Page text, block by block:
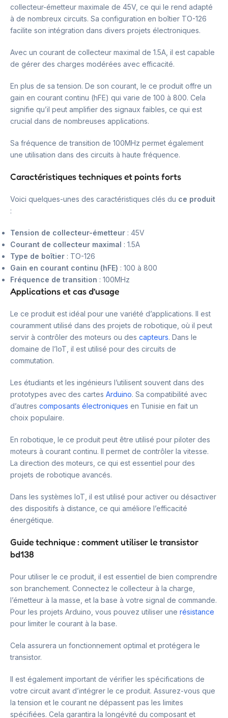
collecteur-émetteur maximale de 45V, ce qui le rend adapté
à de nombreux circuits. Sa configuration en boîtier TO-126
facilite son intégration dans divers projets électroniques.
Avec un courant de collecteur maximal de 1.5A, il est capable
de gérer des charges modérées avec efficacité.
En plus de sa tension. De son courant, le ce produit offre un
gain en courant continu (hFE) qui varie de 100 à 800. Cela
signifie qu’il peut amplifier des signaux faibles, ce qui est
crucial dans de nombreuses applications.
Sa fréquence de transition de 100MHz permet également
une utilisation dans des circuits à haute fréquence.
Caractéristiques techniques et points forts
Voici quelques-unes des caractéristiques clés du ce produit
:
Tension de collecteur-émetteur : 45V
Courant de collecteur maximal : 1.5A
Type de boîtier : TO-126
Gain en courant continu (hFE) : 100 à 800
Fréquence de transition : 100MHz
Applications et cas d’usage
Le ce produit est idéal pour une variété d’applications. Il est
couramment utilisé dans des projets de robotique, où il peut
servir à contrôler des moteurs ou des capteurs. Dans le
domaine de l’IoT, il est utilisé pour des circuits de
commutation.
Les étudiants et les ingénieurs l’utilisent souvent dans des
prototypes avec des cartes Arduino. Sa compatibilité avec
d’autres composants électroniques en Tunisie en fait un
choix populaire.
En robotique, le ce produit peut être utilisé pour piloter des
moteurs à courant continu. Il permet de contrôler la vitesse.
La direction des moteurs, ce qui est essentiel pour des
projets de robotique avancés.
Dans les systèmes IoT, il est utilisé pour activer ou désactiver
des dispositifs à distance, ce qui améliore l’efficacité
énergétique.
Guide technique : comment utiliser le transistor
bd138
Pour utiliser le ce produit, il est essentiel de bien comprendre
son branchement. Connectez le collecteur à la charge,
l’émetteur à la masse, et la base à votre signal de commande.
Pour les projets Arduino, vous pouvez utiliser une résistance
pour limiter le courant à la base.
Cela assurera un fonctionnement optimal et protégera le
transistor.
Il est également important de vérifier les spécifications de
votre circuit avant d’intégrer le ce produit. Assurez-vous que
la tension et le courant ne dépassent pas les limites
spécifiées. Cela garantira la longévité du composant et